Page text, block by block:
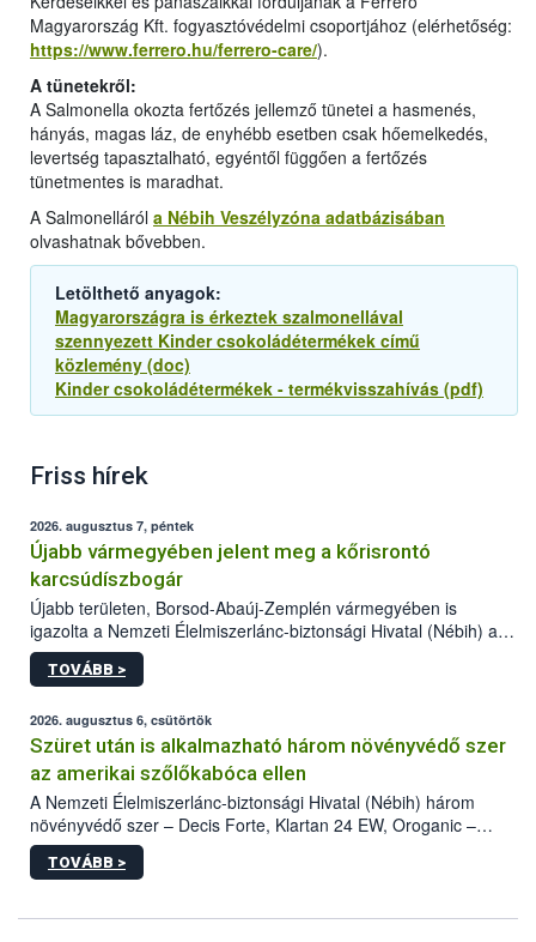
Magyarország Kft. fogyasztóvédelmi csoportjához (elérhetőség:
https://www.ferrero.hu/ferrero-care/).
A tünetekről:
A Salmonella okozta fertőzés jellemző tünetei a hasmenés,
hányás, magas láz, de enyhébb esetben csak hőemelkedés,
levertség tapasztalható, egyéntől függően a fertőzés
tünetmentes is maradhat.
A Salmonelláról a Nébih Veszélyzóna adatbázisában
olvashatnak bővebben.
Letölthető anyagok:
Magyarországra is érkeztek szalmonellával
szennyezett Kinder csokoládétermékek című
közlemény (doc)
Kinder csokoládétermékek - termékvisszahívás (pdf)
Friss hírek
2026. augusztus 7, péntek
Újabb vármegyében jelent meg a kőrisrontó
karcsúdíszbogár
Újabb területen, Borsod-Abaúj-Zemplén vármegyében is
igazolta a Nemzeti Élelmiszerlánc-biztonsági Hivatal (Nébih) a
kőrisrontó karcsúdíszbogár (Agrilus planipennis) jelenlétét. A
kártevőt nem csak színcsapdában találták meg, de már fertőzött
az intenzív felderítést, emellett az intézkedéseket a szlovák
hatósággal is összehangolják a terjedés megállítása érdekében.
TOVÁBB >
2026. augusztus 6, csütörtök
Szüret után is alkalmazható három növényvédő szer
az amerikai szőlőkabóca ellen
A Nemzeti Élelmiszerlánc-biztonsági Hivatal (Nébih) három
növényvédő szer – Decis Forte, Klartan 24 EW, Oroganic –
engedélyokiratát módosította, így azok a szüretet követően,
egészen a vesszőérettség (BBCH 91) stádiumáig
érésű szőlőkben is legyen lehetőség a károsító elleni további
TOVÁBB >